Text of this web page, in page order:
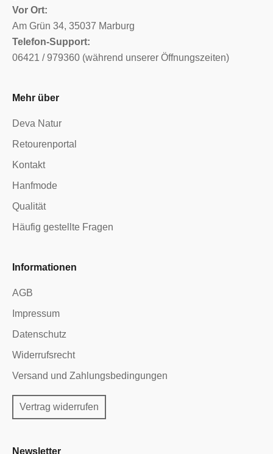
Vor Ort:
Am Grün 34, 35037 Marburg
Telefon-Support:
06421 / 979360 (während unserer Öffnungszeiten)
Mehr über
Deva Natur
Retourenportal
Kontakt
Hanfmode
Qualität
Häufig gestellte Fragen
Informationen
AGB
Impressum
Datenschutz
Widerrufsrecht
Versand und Zahlungsbedingungen
Vertrag widerrufen
Newsletter